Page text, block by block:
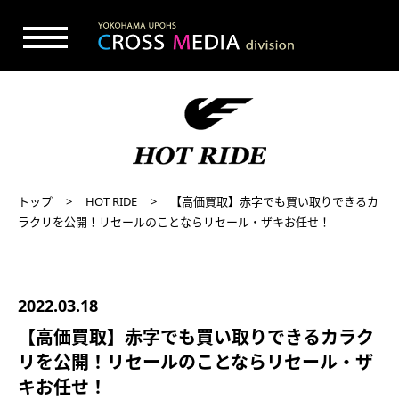
トップ HOT RIDE
【高価買取】赤字でも買い取りできるカ
ラクリを公開！リセールのことならリセール・ザキお任せ！
2022.03.18
【高価買取】赤字でも買い取りできるカラク
リを公開！リセールのことならリセール・ザ
キお任せ！